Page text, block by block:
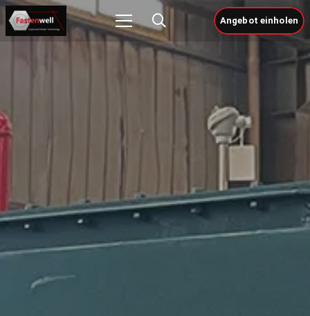
Angebot einholen